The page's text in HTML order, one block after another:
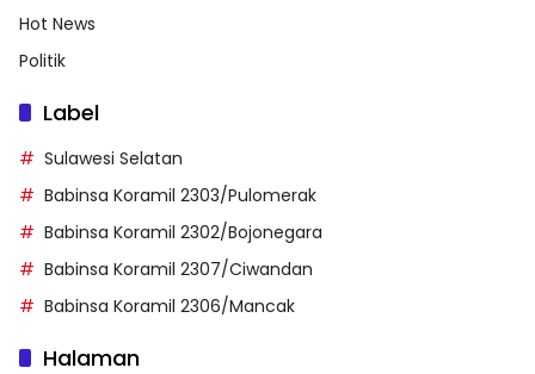
Hot News
Politik
Label
Sulawesi Selatan
Babinsa Koramil 2303/Pulomerak
Babinsa Koramil 2302/Bojonegara
Babinsa Koramil 2307/Ciwandan
Babinsa Koramil 2306/Mancak
Halaman